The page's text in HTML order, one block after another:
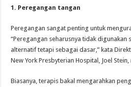
1. Peregangan tangan
Peregangan sangat penting untuk
“Peregangan seharusnya tidak digunakan
alternatif tetapi sebagai dasar,” kata
New York Presbyterian Hospital, Joel
Biasanya, terapis bakal mengarahkan